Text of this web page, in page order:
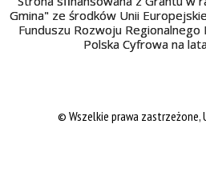
Gmina" ze środków Unii
Funduszu Rozwoju
Polska Cyfrowa na
© Wszelkie prawa zastrzeżone,